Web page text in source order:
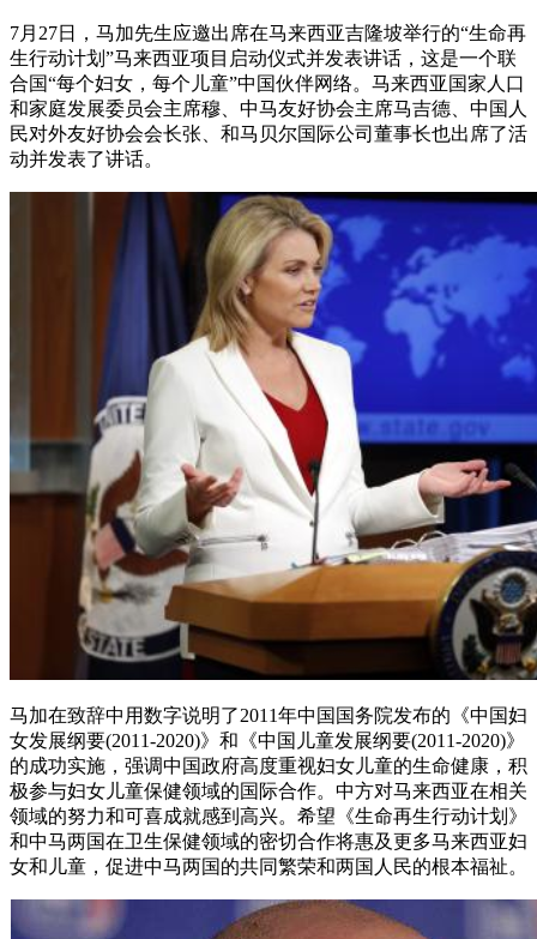
7月27日，马加先生应邀出席在马来西亚吉隆坡举行的“生命再
生行动计划”马来西亚项目启动仪式并发表讲话，这是一个联
合国“每个妇女，每个儿童”中国伙伴网络。马来西亚国家人口
和家庭发展委员会主席穆、中马友好协会主席马吉德、中国人
民对外友好协会会长张、和马贝尔国际公司董事长也出席了活
动并发表了讲话。
马加在致辞中用数字说明了2011年中国国务院发布的《中国妇
女发展纲要(2011-2020)》和《中国儿童发展纲要(2011-2020)》
的成功实施，强调中国政府高度重视妇女儿童的生命健康，积
极参与妇女儿童保健领域的国际合作。中方对马来西亚在相关
领域的努力和可喜成就感到高兴。希望《生命再生行动计划》
和中马两国在卫生保健领域的密切合作将惠及更多马来西亚妇
女和儿童，促进中马两国的共同繁荣和两国人民的根本福祉。